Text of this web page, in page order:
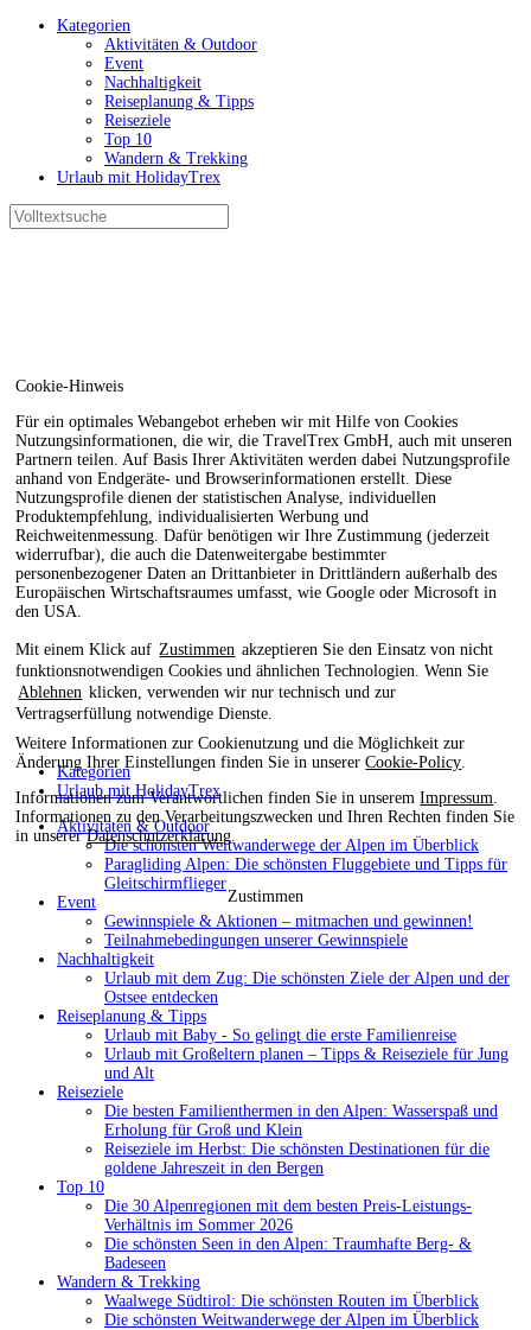
Cookie-Hinweis
Für ein optimales Webangebot erheben wir mit Hilfe von Cookies
Nutzungsinformationen, die wir, die TravelTrex GmbH, auch mit unseren
Partnern teilen. Auf Basis Ihrer Aktivitäten werden dabei Nutzungsprofile
anhand von Endgeräte- und Browserinformationen erstellt. Diese
Nutzungsprofile dienen der statistischen Analyse, individuellen
Produktempfehlung, individualisierten Werbung und
Reichweitenmessung. Dafür benötigen wir Ihre Zustimmung (jederzeit
widerrufbar), die auch die Datenweitergabe bestimmter
personenbezogener Daten an Drittanbieter in Drittländern außerhalb des
Europäischen Wirtschaftsraumes umfasst, wie Google oder Microsoft in
den USA.
Mit einem Klick auf Zustimmen akzeptieren Sie den Einsatz von nicht
funktionsnotwendigen Cookies und ähnlichen Technologien. Wenn Sie
Ablehnen klicken, verwenden wir nur technisch und zur
Vertragserfüllung notwendige Dienste.
Weitere Informationen zur Cookienutzung und die Möglichkeit zur
Änderung Ihrer Einstellungen finden Sie in unsererCookie-Policy
Informationen zum Verantwortlichen finden Sie in unseremImpressum
Informationen zu den Verarbeitungszwecken und Ihren Rechten finden Sie
in unsererDatenschutzerklärung
Zustimmen
Kategorien
Aktivitäten & Outdoor
Event
Nachhaltigkeit
Reiseplanung & Tipps
Reiseziele
Top 10
Wandern & Trekking
Urlaub mit HolidayTrex
Kategorien
Urlaub mit HolidayTrex
Aktivitäten & Outdoor
Die schönsten Weitwanderwege der Alpen im Überblick
Paragliding Alpen: Die schönsten Fluggebiete und Tipps für
Gleitschirmflieger
Event
Gewinnspiele & Aktionen – mitmachen und gewinnen!
Teilnahmebedingungen unserer Gewinnspiele
Nachhaltigkeit
Urlaub mit dem Zug: Die schönsten Ziele der Alpen und der
Ostsee entdecken
Reiseplanung & Tipps
Urlaub mit Baby - So gelingt die erste Familienreise
Urlaub mit Großeltern planen – Tipps & Reiseziele für Jung
und Alt
Reiseziele
Die besten Familienthermen in den Alpen: Wasserspaß und
Erholung für Groß und Klein
Reiseziele im Herbst: Die schönsten Destinationen für die
goldene Jahreszeit in den Bergen
Top 10
Die 30 Alpenregionen mit dem besten Preis-Leistungs-
Verhältnis im Sommer 2026
Die schönsten Seen in den Alpen: Traumhafte Berg- &
Badeseen
Wandern & Trekking
Waalwege Südtirol: Die schönsten Routen im Überblick
Die schönsten Weitwanderwege der Alpen im Überblick